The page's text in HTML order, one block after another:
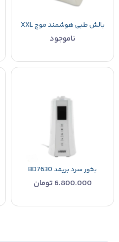
بالش طبی هوشمند موج XXL
ناموجود
بخور سرد بریمد BD7630
6.800.000 تومان